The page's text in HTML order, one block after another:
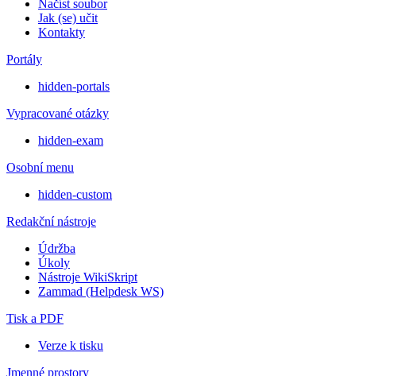
Načíst soubor
Jak (se) učit
Kontakty
Portály
hidden-portals
Vypracované otázky
hidden-exam
Osobní menu
hidden-custom
Redakční nástroje
Údržba
Úkoly
Nástroje WikiSkript
Zammad (Helpdesk WS)
Tisk a PDF
Verze k tisku
Jmenné prostory